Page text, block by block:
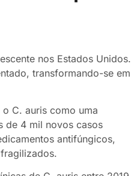
nos Estados Unidos.
transformando-se em
C. auris como uma
de 4 mil novos casos
antifúngicos,